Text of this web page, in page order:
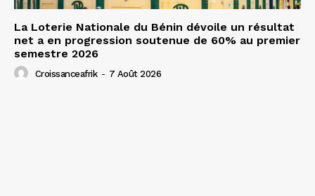
La Loterie Nationale du Bénin dévoile un résultat
net a en progression soutenue de 60% au premier
semestre 2026
Croissanceafrik - 7 Août 2026